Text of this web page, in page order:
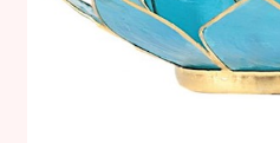
Kontakt